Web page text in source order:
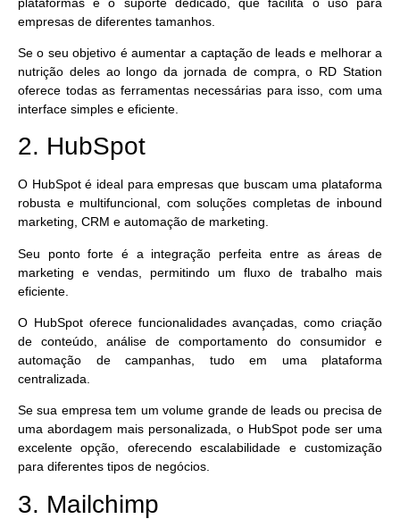
empresas de diferentes tamanhos.
Se o seu objetivo é aumentar a captação de leads e melhorar a
nutrição deles ao longo da jornada de compra, o RD Station
oferece todas as ferramentas necessárias para isso, com uma
interface simples e eficiente.
2. HubSpot
O HubSpoté ideal para empresas que buscam uma plataforma
robusta e multifuncional, comsoluções completas de inbound
marketing, CRM e automação de marketing.
Seu ponto forte é a integração perfeita entre as áreas de
marketing e vendas, permitindo um fluxo de trabalho mais
eficiente.
O HubSpot oferece funcionalidades avançadas, como criação
de conteúdo, análise de comportamento do consumidor e
automação de campanhas, tudo em uma plataforma
centralizada.
Se sua empresa tem um volume grande de leads ou precisa de
uma abordagem mais personalizada, o HubSpot pode ser uma
excelente opção, oferecendo escalabilidade e customização
para diferentes tipos de negócios.
3. Mailchimp